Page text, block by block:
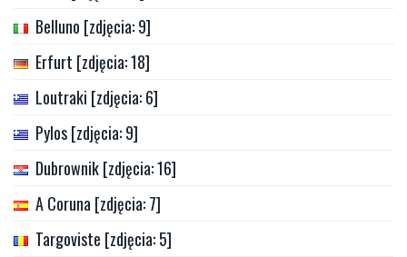
Belluno [zdjęcia: 9]
Erfurt [zdjęcia: 18]
Loutraki [zdjęcia: 6]
Pylos [zdjęcia: 9]
Dubrownik [zdjęcia: 16]
A Coruna [zdjęcia: 7]
Targoviste [zdjęcia: 5]